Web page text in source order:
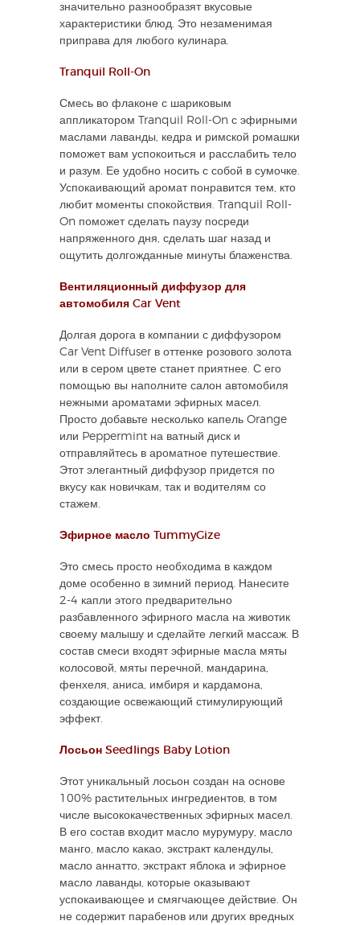
значительно разнообразят вкусовые
характеристики блюд. Это незаменимая
приправа для любого кулинара.
Tranquil Roll-On
Смесь во флаконе с шариковым
аппликатором Tranquil Roll-On с эфирными
маслами лаванды, кедра и римской ромашки
поможет вам успокоиться и расслабить тело
и разум. Ее удобно носить с собой в сумочке.
Успокаивающий аромат понравится тем, кто
любит моменты спокойствия. Tranquil Roll-
On поможет сделать паузу посреди
напряженного дня, сделать шаг назад и
ощутить долгожданные минуты блаженства.
Вентиляционный диффузор для
автомобиля Car Vent
Долгая дорога в компании с диффузором
Car Vent Diffuser в оттенке розового золота
или в сером цвете станет приятнее. С его
помощью вы наполните салон автомобиля
нежными ароматами эфирных масел.
Просто добавьте несколько капель Orange
или Peppermint на ватный диск и
отправляйтесь в ароматное путешествие.
Этот элегантный диффузор придется по
вкусу как новичкам, так и водителям со
стажем.
Эфирное масло TummyGize
Это смесь просто необходима в каждом
доме особенно в зимний период. Нанесите
2-4 капли этого предварительно
разбавленного эфирного масла на животик
своему малышу и сделайте легкий массаж. В
состав смеси входят эфирные масла мяты
колосовой, мяты перечной, мандарина,
фенхеля, аниса, имбиря и кардамона,
создающие освежающий стимулирующий
эффект.
Лосьон Seedlings Baby Lotion
Этот уникальный лосьон создан на основе
100% растительных ингредиентов, в том
числе высококачественных эфирных масел.
В его состав входит масло мурумуру, масло
манго, масло какао, экстракт календулы,
масло аннатто, экстракт яблока и эфирное
масло лаванды, которые оказывают
успокаивающее и смягчающее действие. Он
не содержит парабенов или других вредных